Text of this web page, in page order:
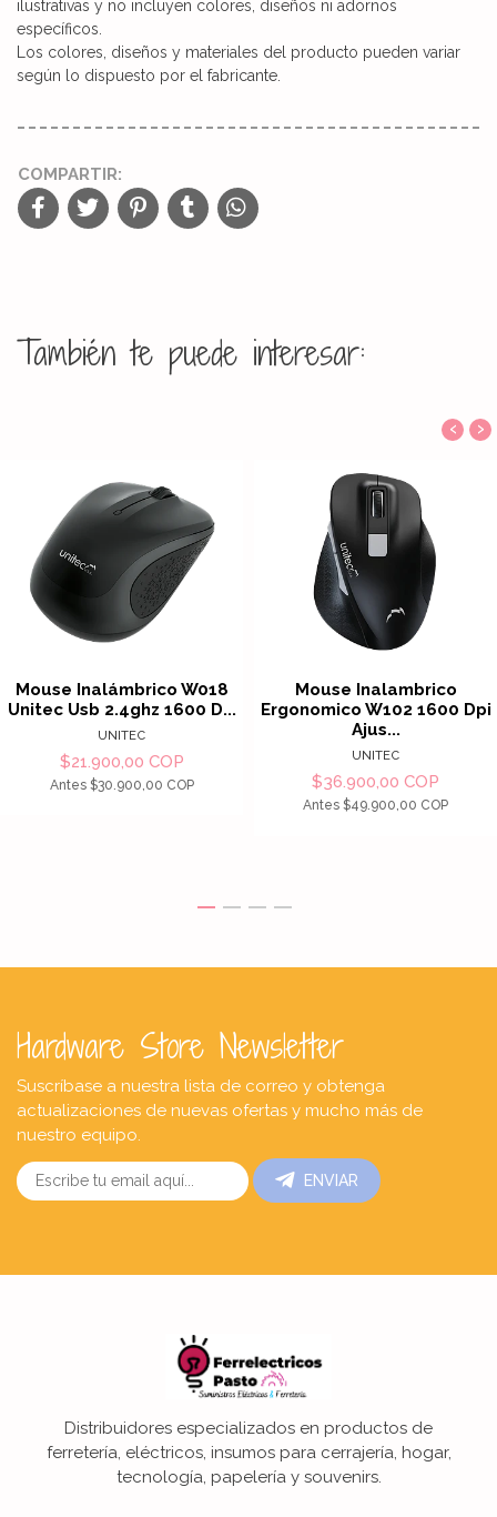
ilustrativas y no incluyen colores, diseños ni adornos
específicos.
Los colores, diseños y materiales del producto pueden variar
según lo dispuesto por el fabricante.
COMPARTIR:
También te puede interesar:
Mouse Inalámbrico W018
Unitec Usb 2.4ghz 1600 D...
UNITEC
$21.900,00 COP
Antes $30.900,00 COP
Mouse Inalambrico
Ergonomico W102 1600 Dpi
Ajus...
UNITEC
$36.900,00 COP
Antes $49.900,00 COP
‹ ›
Hardware Store Newsletter
Suscríbase a nuestra lista de correo y obtenga
actualizaciones de nuevas ofertas y mucho más de
nuestro equipo.
ENVIAR
Distribuidores especializados en productos de
ferretería, eléctricos, insumos para cerrajería, hogar,
tecnología, papelería y souvenirs.